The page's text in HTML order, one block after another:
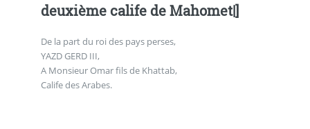
deuxième calife de Mahomet|]
De la part du roi des pays perses,
YAZD GERD III,
A Monsieur Omar fils de Khattab,
Calife des Arabes.